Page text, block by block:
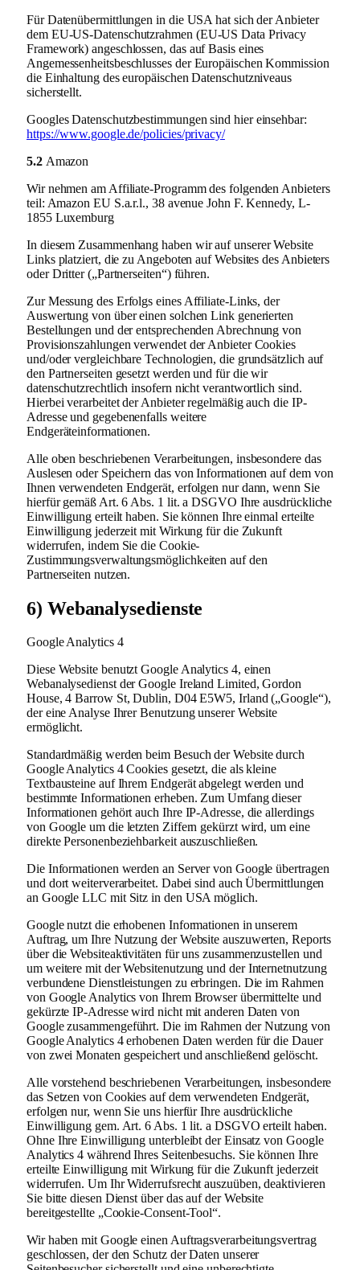
Für Datenübermittlungen in die USA hat sich der Anbieter
dem EU-US-Datenschutzrahmen (EU-US Data Privacy
Framework) angeschlossen, das auf Basis eines
Angemessenheitsbeschlusses der Europäischen Kommission
die Einhaltung des europäischen Datenschutzniveaus
sicherstellt.
Googles Datenschutzbestimmungen sind hier einsehbar:
https://www.google.de/policies/privacy/
5.2Amazon
Wir nehmen am Affiliate-Programm des folgenden Anbieters
teil: Amazon EU S.a.r.l., 38 avenue John F. Kennedy, L-
1855 Luxemburg
In diesem Zusammenhang haben wir auf unserer Website
Links platziert, die zu Angeboten auf Websites des Anbieters
oder Dritter („Partnerseiten“) führen.
Zur Messung des Erfolgs eines Affiliate-Links, der
Auswertung von über einen solchen Link generierten
Bestellungen und der entsprechenden Abrechnung von
Provisionszahlungen verwendet der Anbieter Cookies
und/oder vergleichbare Technologien, die grundsätzlich auf
den Partnerseiten gesetzt werden und für die wir
datenschutzrechtlich insofern nicht verantwortlich sind.
Hierbei verarbeitet der Anbieter regelmäßig auch die IP-
Adresse und gegebenenfalls weitere
Endgeräteinformationen.
Alle oben beschriebenen Verarbeitungen, insbesondere das
Auslesen oder Speichern das von Informationen auf dem von
Ihnen verwendeten Endgerät, erfolgen nur dann, wenn Sie
hierfür gemäß Art. 6 Abs. 1 lit. a DSGVO Ihre ausdrückliche
Einwilligung erteilt haben. Sie können Ihre einmal erteilte
Einwilligung jederzeit mit Wirkung für die Zukunft
widerrufen, indem Sie die Cookie-
Zustimmungsverwaltungsmöglichkeiten auf den
Partnerseiten nutzen.
6) Webanalysedienste
Google Analytics 4
Diese Website benutzt Google Analytics 4, einen
Webanalysedienst der Google Ireland Limited, Gordon
House, 4 Barrow St, Dublin, D04 E5W5, Irland („Google“),
der eine Analyse Ihrer Benutzung unserer Website
ermöglicht.
Standardmäßig werden beim Besuch der Website durch
Google Analytics 4 Cookies gesetzt, die als kleine
Textbausteine auf Ihrem Endgerät abgelegt werden und
bestimmte Informationen erheben. Zum Umfang dieser
Informationen gehört auch Ihre IP-Adresse, die allerdings
von Google um die letzten Ziffern gekürzt wird, um eine
direkte Personenbeziehbarkeit auszuschließen.
Die Informationen werden an Server von Google übertragen
und dort weiterverarbeitet. Dabei sind auch Übermittlungen
an Google LLC mit Sitz in den USA möglich.
Google nutzt die erhobenen Informationen in unserem
Auftrag, um Ihre Nutzung der Website auszuwerten, Reports
über die Websiteaktivitäten für uns zusammenzustellen und
um weitere mit der Websitenutzung und der Internetnutzung
verbundene Dienstleistungen zu erbringen. Die im Rahmen
von Google Analytics von Ihrem Browser übermittelte und
gekürzte IP-Adresse wird nicht mit anderen Daten von
Google zusammengeführt. Die im Rahmen der Nutzung von
Google Analytics 4 erhobenen Daten werden für die Dauer
von zwei Monaten gespeichert und anschließend gelöscht.
Alle vorstehend beschriebenen Verarbeitungen, insbesondere
das Setzen von Cookies auf dem verwendeten Endgerät,
erfolgen nur, wenn Sie uns hierfür Ihre ausdrückliche
Einwilligung gem. Art. 6 Abs. 1 lit. a DSGVO erteilt haben.
Ohne Ihre Einwilligung unterbleibt der Einsatz von Google
Analytics 4 während Ihres Seitenbesuchs. Sie können Ihre
erteilte Einwilligung mit Wirkung für die Zukunft jederzeit
widerrufen. Um Ihr Widerrufsrecht auszuüben, deaktivieren
Sie bitte diesen Dienst über das auf der Website
bereitgestellte „Cookie-Consent-Tool“.
Wir haben mit Google einen Auftragsverarbeitungsvertrag
geschlossen, der den Schutz der Daten unserer